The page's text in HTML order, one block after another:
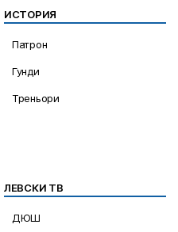
ИСТОРИЯ
Патрон
Гунди
Треньори
ЛЕВСКИ ТВ
ДЮШ